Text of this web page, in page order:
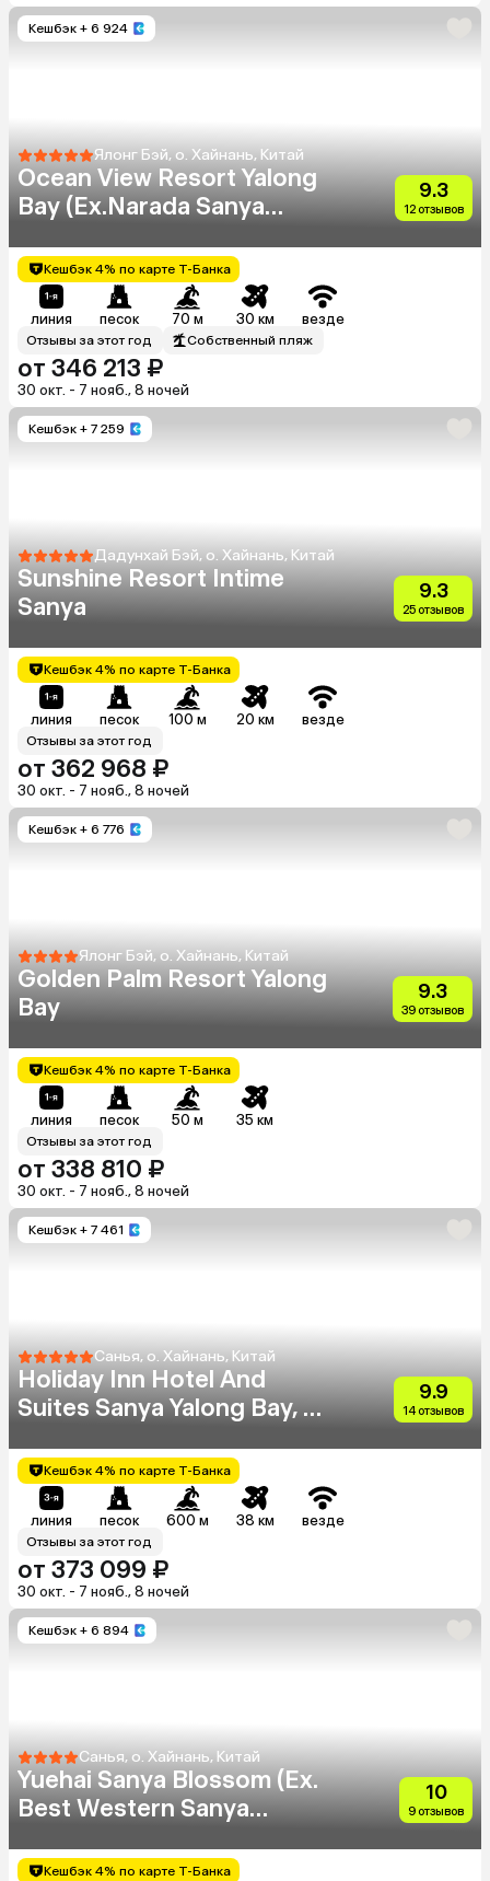
Кешбэк + 6 924
Ялонг Бэй, о. Хайнань, Китай
Ocean View Resort Yalong
Bay (Ex.Narada Sanya
9.3
12 отзывов
Кешбэк 4% по карте Т-Банка
линия песок 70 м 30 км везде
Отзывы за этот год Собственный пляж
от 346 213 ₽
30 окт. - 7 нояб., 8 ночей
Кешбэк + 7 259
Дадунхай Бэй, о. Хайнань, Китай
Sunshine Resort Intime
Sanya
9.3
25 отзывов
Кешбэк 4% по карте Т-Банка
линия песок 100 м 20 км везде
Отзывы за этот год
от 362 968 ₽
30 окт. - 7 нояб., 8 ночей
Кешбэк + 6 776
Ялонг Бэй, о. Хайнань, Китай
Golden Palm Resort Yalong
Bay
9.3
39 отзывов
Кешбэк 4% по карте Т-Банка
линия песок 50 м 35 км
Отзывы за этот год
от 338 810 ₽
30 окт. - 7 нояб., 8 ночей
Кешбэк + 7 461
Санья, о. Хайнань, Китай
Holiday Inn Hotel And
Suites Sanya Yalong Bay, An
9.9
14 отзывов
Кешбэк 4% по карте Т-Банка
линия песок 600 м 38 км везде
Отзывы за этот год
от 373 099 ₽
30 окт. - 7 нояб., 8 ночей
Кешбэк + 6 894
Санья, о. Хайнань, Китай
Yuehai Sanya Blossom (Ex.
Best Western Sanya
Resort Hotel)
10
9 отзывов
Кешбэк 4% по карте Т-Банка